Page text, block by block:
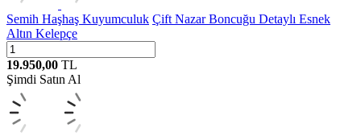
Semih Haşhaş Kuyumculuk Çift Nazar Boncuğu Detaylı Esnek
Altın Kelepçe
19.950,00 TL
Şimdi Satın Al